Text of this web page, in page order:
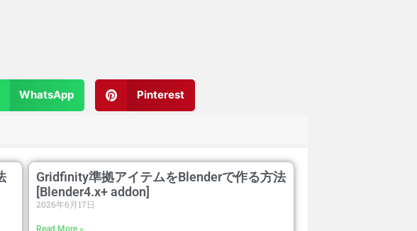
WhatsApp Pinterest
Gridfinity準拠アイテムをBlenderで作る方法
[Blender4.x+ addon]
2026年6月17日
Read More »